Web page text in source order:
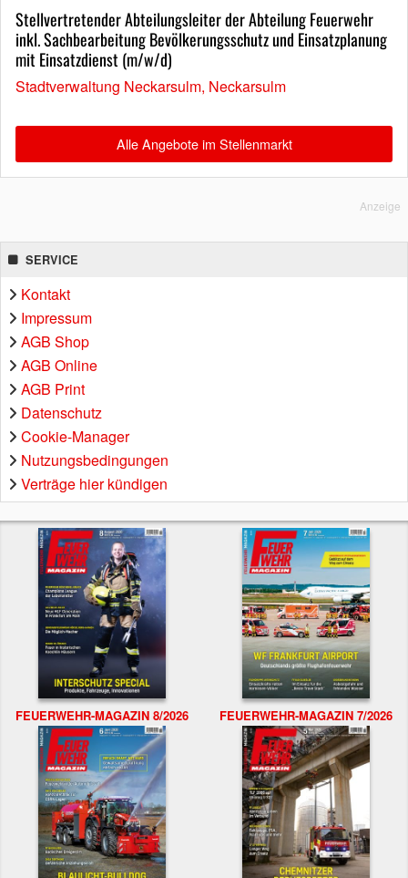
Stellvertretender Abteilungsleiter der Abteilung Feuerwehr
inkl. Sachbearbeitung Bevölkerungsschutz und Einsatzplanung
mit Einsatzdienst (m/w/d)
Stadtverwaltung Neckarsulm, Neckarsulm
Alle Angebote im Stellenmarkt
Anzeige
SERVICE
Kontakt
Impressum
AGB Shop
AGB Online
AGB Print
Datenschutz
Cookie-Manager
Nutzungsbedingungen
Verträge hier kündigen
FEUERWEHR-MAGAZIN 8/2026 FEUERWEHR-MAGAZIN 7/2026